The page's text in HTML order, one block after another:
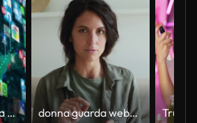
Grafico di crescita dei social media donna guarda webcam registra nuovo videoblog, fa un discorso motivazionale